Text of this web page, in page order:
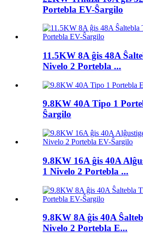
Portebla EV-Ŝargilo
11.5KW 8A ĝis 48A
Nivelo 2 Portebla ...
9.8KW 40A Tipo 1
Ŝargilo
9.8KW 16A ĝis 40A
1 Nivelo 2 Portebla ...
9.8KW 8A ĝis 40A
Nivelo 2 Portebla E...